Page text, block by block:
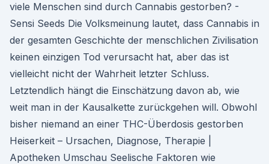
viele Menschen sind durch Cannabis gestorben? -
Sensi Seeds Die Volksmeinung lautet, dass Cannabis in
der gesamten Geschichte der menschlichen Zivilisation
keinen einzigen Tod verursacht hat, aber das ist
vielleicht nicht der Wahrheit letzter Schluss.
Letztendlich hängt die Einschätzung davon ab, wie
weit man in der Kausalkette zurückgehen will. Obwohl
bisher niemand an einer THC-Überdosis gestorben
Heiserkeit – Ursachen, Diagnose, Therapie |
Apotheken Umschau Seelische Faktoren wie